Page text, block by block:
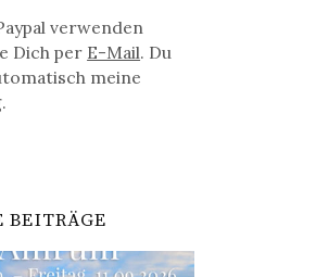
verwenden
Dich per E-Mail. Du
meine
BEITRÄGE